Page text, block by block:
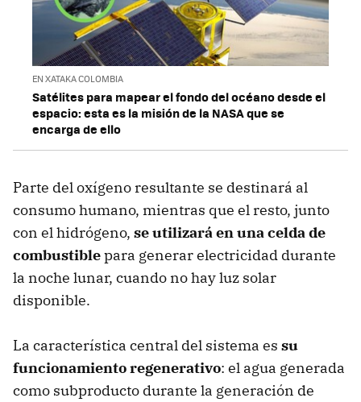
EN XATAKA COLOMBIA
Satélites para mapear el fondo del océano desde el
espacio: esta es la misión de la NASA que se
encarga de ello
Parte del oxígeno resultante se destinará al
consumo humano, mientras que el resto, junto
con el hidrógeno, se utilizará en una celda de
combustiblepara generar electricidad durante
la noche lunar, cuando no hay luz solar
disponible.
La característica central del sistema es su
funcionamiento regenerativo: el agua generada
como subproducto durante la generación de